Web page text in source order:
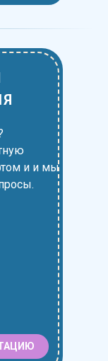
и и мы